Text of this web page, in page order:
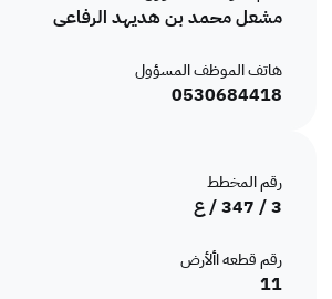
طول الحد الشرقي
نوع الحد الغربي
نوع الحد الجنوبي
طول الحد الجنوبي
مشعل محمد بن هديهد الرفاعى
هاتف الموظف المسؤول
0530684418
رقم المخطط
3 / 347 / ع
رقم قطعه األأرض
11